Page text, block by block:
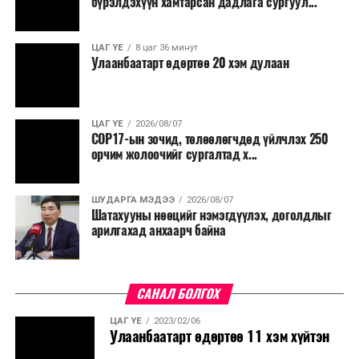
ЦАГ ҮЕ 8 цаг 36 минут
Улаанбаатарт өдөртөө 20 хэм дулаан
ЦАГ ҮЕ 2026/08/07
COP17-ын зочид, төлөөлөгчдөд үйлчлэх 250
орчим жолоочийг сургалтад х...
ШУДАРГА МЭДЭЭ 2026/08/07
Шатахууны нөөцийг нэмэгдүүлэх, доголдлыг
арилгахад анхаарч байна
САНАЛ БОЛГОХ
ЦАГ ҮЕ 2023/02/06
Улаанбаатарт өдөртөө 11 хэм хүйтэн